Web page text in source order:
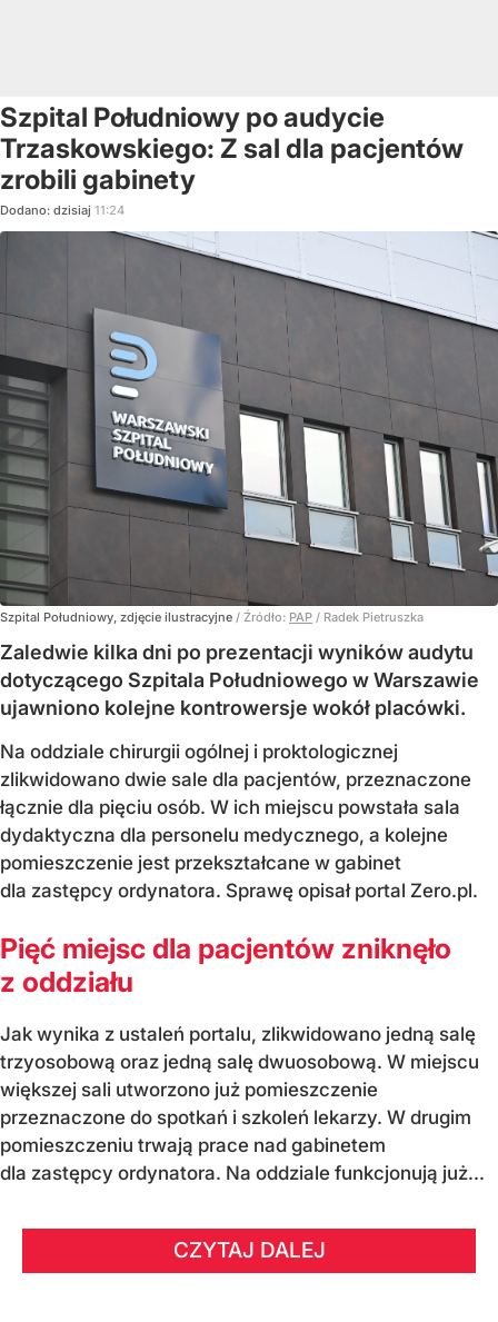
Szpital Południowy po audycie
Trzaskowskiego: Z sal dla pacjentów
zrobili gabinety
Dodano: dzisiaj 11:24
Szpital Południowy, zdjęcie ilustracyjne / Źródło: PAP / Radek Pietruszka
Zaledwie kilka dni po prezentacji wyników audytu
dotyczącego Szpitala Południowego w Warszawie
ujawniono kolejne kontrowersje wokół placówki.
Na oddziale chirurgii ogólnej i proktologicznej
zlikwidowano dwie sale dla pacjentów, przeznaczone
łącznie dla pięciu osób. W ich miejscu powstała sala
dydaktyczna dla personelu medycznego, a kolejne
pomieszczenie jest przekształcane w gabinet
dla zastępcy ordynatora. Sprawę opisał portal Zero.pl.
Pięć miejsc dla pacjentów zniknęło
z oddziału
Jak wynika z ustaleń portalu, zlikwidowano jedną salę
trzyosobową oraz jedną salę dwuosobową. W miejscu
większej sali utworzono już pomieszczenie
przeznaczone do spotkań i szkoleń lekarzy. W drugim
pomieszczeniu trwają prace nad gabinetem
dla zastępcy ordynatora. Na oddziale funkcjonują już...
CZYTAJ DALEJ